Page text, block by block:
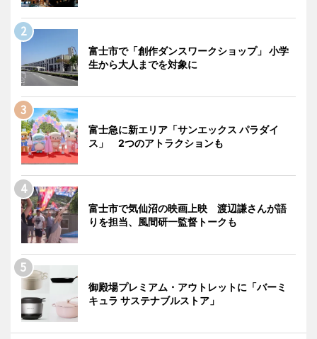
富士市で「創作ダンスワークショップ」 小学
生から大人までを対象に
富士急に新エリア「サンエックス パラダイ
ス」 2つのアトラクションも
富士市で気仙沼の映画上映 渡辺謙さんが語
りを担当、風間研一監督トークも
御殿場プレミアム・アウトレットに「バーミ
キュラ サステナブルストア」